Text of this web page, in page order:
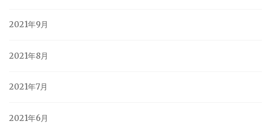
2021年9月
2021年8月
2021年7月
2021年6月